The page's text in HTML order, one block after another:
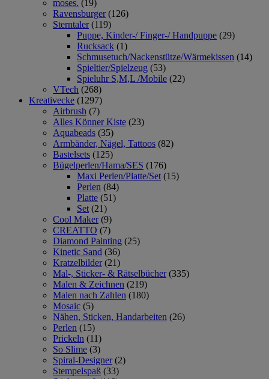
moses. (19)
Ravensburger (126)
Sterntaler (119)
Puppe, Kinder-/ Finger-/ Handpuppe (29)
Rucksack (1)
Schmusetuch/Nackenstütze/Wärmekissen (14)
Spieltier/Spielzeug (53)
Spieluhr S,M,L /Mobile (22)
VTech (268)
Kreativecke (1297)
Airbrush (7)
Alles Könner Kiste (23)
Aquabeads (35)
Armbänder, Nägel, Tattoos (82)
Bastelsets (125)
Bügelperlen/Hama/SES (176)
Maxi Perlen/Platte/Set (15)
Perlen (84)
Platte (51)
Set (21)
Cool Maker (9)
CREATTO (7)
Diamond Painting (25)
Kinetic Sand (36)
Kratzelbilder (21)
Mal-, Sticker- & Rätselbücher (335)
Malen & Zeichnen (219)
Malen nach Zahlen (180)
Mosaic (5)
Nähen, Sticken, Handarbeiten (26)
Perlen (15)
Prickeln (11)
So Slime (3)
Spiral-Designer (2)
Stempelspaß (33)